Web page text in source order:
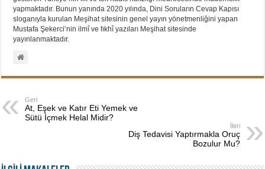
yapmaktadır. Bunun yanında 2020 yılında, Dini Soruların Cevap Kapısı
sloganıyla kurulan Meşihat sitesinin genel yayın yönetmenliğini yapan
Mustafa Şekerci‘nin ilmî ve fıkhî yazıları Meşihat sitesinde
yayınlanmaktadır.
Geri
At, Eşek ve Katır Eti Yemek ve
Sütü İçmek Helal Midir?
İleri
Diş Tedavisi Yaptırmakla Oruç
Bozulur Mu?